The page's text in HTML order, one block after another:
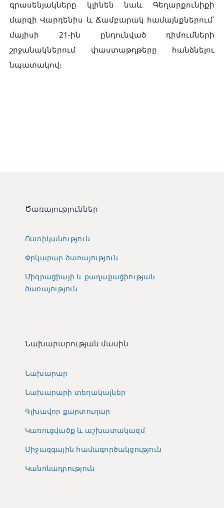
գրասենյակները կլինեն նաև Գեղարքունիքի
մարզի Վարդենիս և Ճամբարակ համայնքներում՝
մայիսի 21-ին ընդունված դիմումների
շրջանակներում փաստաթղթերը հանձնելու
նպատակով։
Ծառայություններ
Ոստիկանություն
Փրկարար ծառայություն
Միգրացիայի և քաղաքացիության
ծառայություն
Նախարարության մասին
Նախարար
Նախարարի տեղակալներ
Գլխավոր քարտուղար
Կառուցվածք և աշխատակազմ
Միջազգային համագործակցություն
Կանոնադրություն